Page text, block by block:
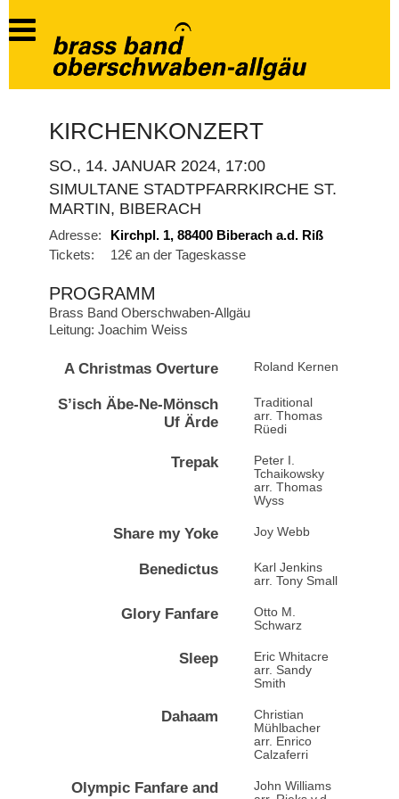
KIRCHENKONZERT
SO., 14. JANUAR 2024, 17:00
SIMULTANE STADTPFARRKIRCHE ST.
MARTIN, BIBERACH
Adresse:
Kirchpl. 1, 88400 Biberach a.d. Riß
Tickets:
12€ an der Tageskasse
PROGRAMM
Brass Band Oberschwaben-Allgäu
Leitung: Joachim Weiss
A Christmas Overture Roland Kernen
S’isch Äbe-Ne-Mönsch
Uf Ärde
Traditional
arr. Thomas
Rüedi
Trepak
Peter I.
Tchaikowsky
arr. Thomas
Wyss
Share my Yoke Joy Webb
Benedictus
Karl Jenkins
arr. Tony Small
Glory Fanfare
Otto M.
Schwarz
Sleep
Eric Whitacre
arr. Sandy
Smith
Dahaam
Christian
Mühlbacher
arr. Enrico
Calzaferri
Olympic Fanfare and
John Williams